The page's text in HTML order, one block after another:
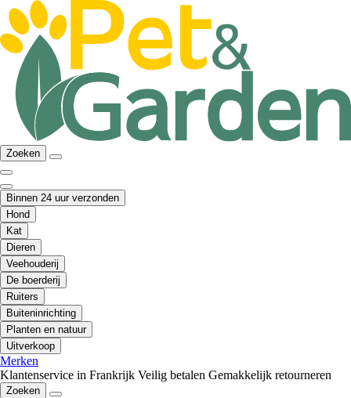
Zoeken
Binnen 24 uur verzonden
Hond
Kat
Dieren
Veehouderij
De boerderij
Ruiters
Buiteninrichting
Planten en natuur
Uitverkoop
Merken
Klantenservice in Frankrijk Veilig betalen Gemakkelijk retourneren
Zoeken